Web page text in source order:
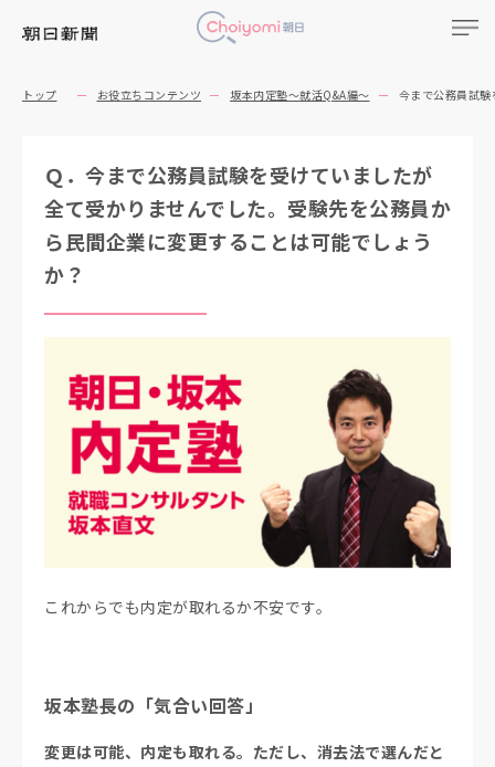
トップ お役立ちコンテンツ 坂本内定塾～就活Q&A編～ 今まで公務員試
Ｑ．今まで公務員試験を受けていましたが
全て受かりませんでした。受験先を公務員か
ら民間企業に変更することは可能でしょう
か？
これからでも内定が取れるか不安です。
坂本塾長の「気合い回答」
変更は可能、内定も取れる。ただし、消去法で選んだと